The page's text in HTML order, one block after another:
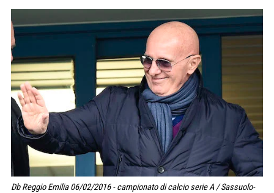
Db Reggio Emilia 06/02/2016 - campionato di calcio serie A / Sassuolo-